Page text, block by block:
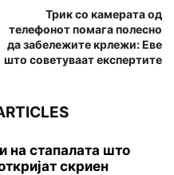
Трик со камерата од
телефонот помага полесно
да забележите крлежи: Еве
што советуваат експертите
на стапалата што
скриен